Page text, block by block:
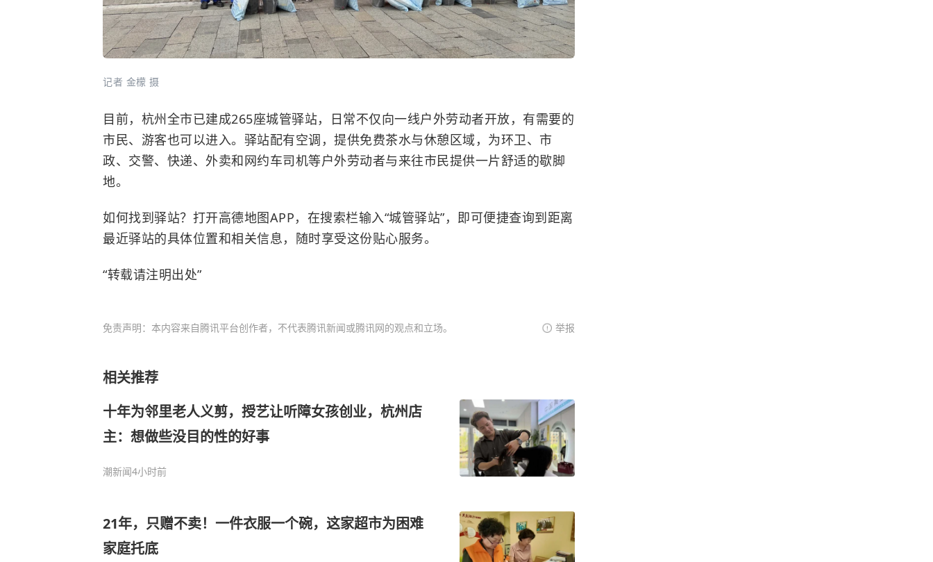
记者 金檬 摄
目前，杭州全市已建成265座城管驿站，日常不仅向一线户外劳动者开放，有需要的
市民、游客也可以进入。驿站配有空调，提供免费茶水与休憩区域，为环卫、市
政、交警、快递、外卖和网约车司机等户外劳动者与来往市民提供一片舒适的歇脚
地。
如何找到驿站？打开高德地图APP，在搜索栏输入“城管驿站”，即可便捷查询到距离
最近驿站的具体位置和相关信息，随时享受这份贴心服务。
“转载请注明出处”
免责声明：本内容来自腾讯平台创作者，不代表腾讯新闻或腾讯网的观点和立场。 举报
相关推荐
十年为邻里老人义剪，授艺让听障女孩创业，杭州店
主：想做些没目的性的好事
潮新闻4小时前
21年，只赠不卖！一件衣服一个碗，这家超市为困难
家庭托底